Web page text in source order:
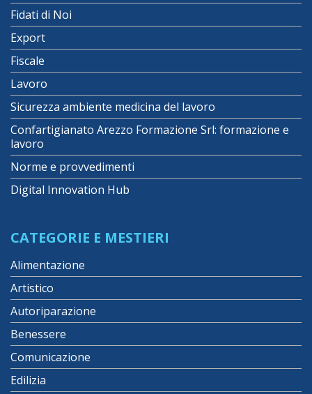
Fidati di Noi
Export
Fiscale
Lavoro
Sicurezza ambiente medicina del lavoro
Confartigianato Arezzo Formazione Srl: formazione e
lavoro
Norme e provvedimenti
Digital Innovation Hub
CATEGORIE E MESTIERI
Alimentazione
Artistico
Autoriparazione
Benessere
Comunicazione
Edilizia